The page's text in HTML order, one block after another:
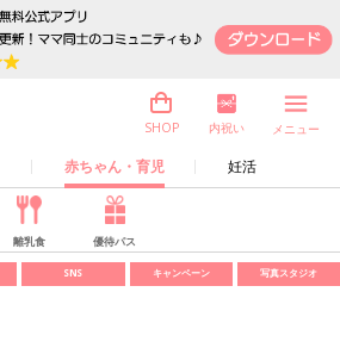
赤ちゃん・育児 妊活
SHOP 内祝い メニュー
離乳食 優待パス
SNS キャンペーン 写真スタジオ